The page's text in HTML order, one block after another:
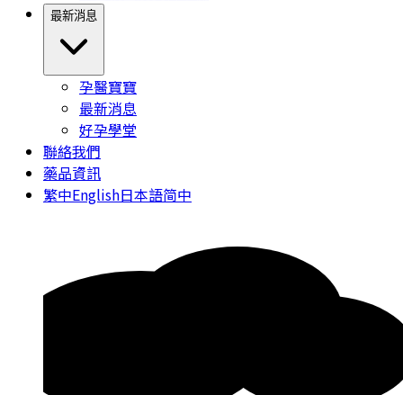
最新消息
孕醫寶寶
最新消息
好孕學堂
聯絡我們
藥品資訊
繁中English日本語简中